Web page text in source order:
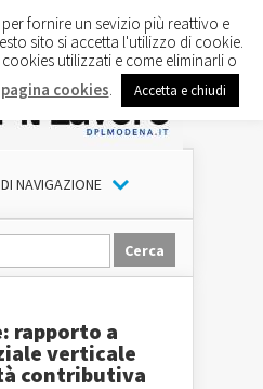
NAVIGAZIONE
rapporto a
verticale
contributiva
fornire un sevizio più reattivo e
sito si accetta l'utilizzo di cookie.
utilizzati e come eliminarli o
pagina cookies Accetta e chiudi